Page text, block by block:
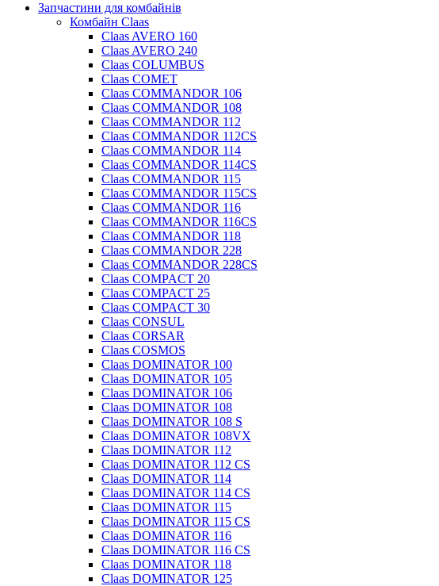
Запчастини для комбайнів
Комбайн Claas
Claas AVERO 160
Claas AVERO 240
Claas COLUMBUS
Claas COMET
Claas COMMANDOR 106
Claas COMMANDOR 108
Claas COMMANDOR 112
Claas COMMANDOR 112CS
Claas COMMANDOR 114
Claas COMMANDOR 114CS
Claas COMMANDOR 115
Claas COMMANDOR 115CS
Claas COMMANDOR 116
Claas COMMANDOR 116CS
Claas COMMANDOR 118
Claas COMMANDOR 228
Claas COMMANDOR 228CS
Claas COMPACT 20
Claas COMPACT 25
Claas COMPACT 30
Claas CONSUL
Claas CORSAR
Claas COSMOS
Claas DOMINATOR 100
Claas DOMINATOR 105
Claas DOMINATOR 106
Claas DOMINATOR 108
Claas DOMINATOR 108 S
Claas DOMINATOR 108VX
Claas DOMINATOR 112
Claas DOMINATOR 112 CS
Claas DOMINATOR 114
Claas DOMINATOR 114 CS
Claas DOMINATOR 115
Claas DOMINATOR 115 CS
Claas DOMINATOR 116
Claas DOMINATOR 116 CS
Claas DOMINATOR 118
Claas DOMINATOR 125